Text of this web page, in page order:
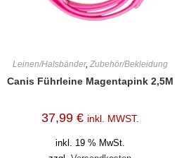
Leinen/Halsbänder, Zubehör/Bekleidung
Canis Führleine Magentapink 2,5M
37,99 € inkl. MWST.
inkl. 19 % MwSt.